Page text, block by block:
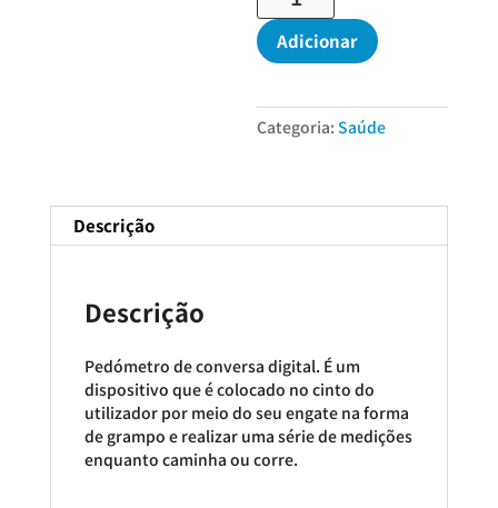
Pedómetro
Falante
Adicionar
Categoria:Saúde
Descrição
Descrição
Pedómetro de conversa digital. É um
dispositivo que é colocado no cinto do
utilizador por meio do seu engate na forma
de grampo e realizar uma série de medições
enquanto caminha ou corre.